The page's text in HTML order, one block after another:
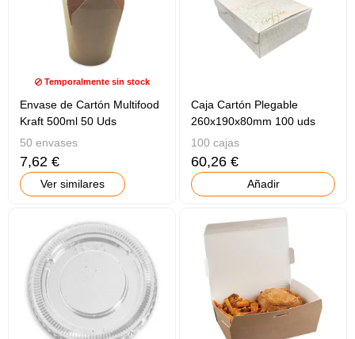
Temporalmente sin stock
Envase de Cartón Multifood
Kraft 500ml 50 Uds
50 envases
7,62 €
Ver similares
Caja Cartón Plegable
260x190x80mm 100 uds
100 cajas
60,26 €
Añadir